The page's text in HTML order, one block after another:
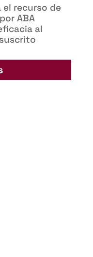
el recurso de
ABA
al